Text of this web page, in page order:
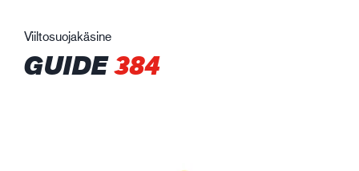
Viiltosuojakäsine
GUIDE384